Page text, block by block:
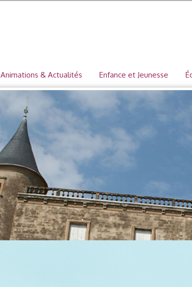
Animations & Actualités Enfance et Jeunesse